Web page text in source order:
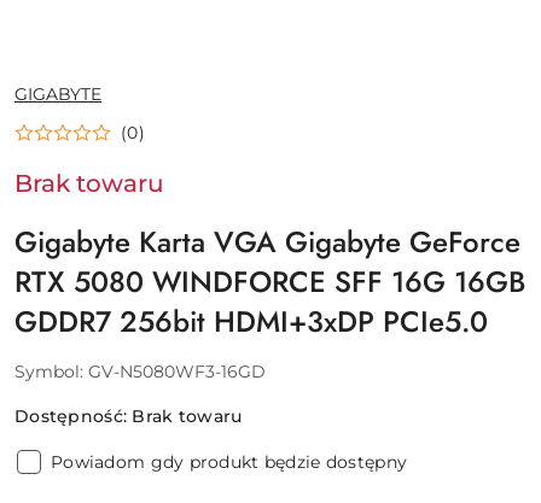
NAZWA
PRODUCENTA:
GIGABYTE
(0)
Brak towaru
Gigabyte Karta VGA Gigabyte GeForce
RTX 5080 WINDFORCE SFF 16G 16GB
GDDR7 256bit HDMI+3xDP PCIe5.0
Symbol: GV-N5080WF3-16GD
Dostępność: Brak towaru
Powiadom gdy produkt będzie dostępny